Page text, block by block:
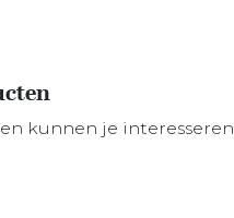
kunnen je interesseren